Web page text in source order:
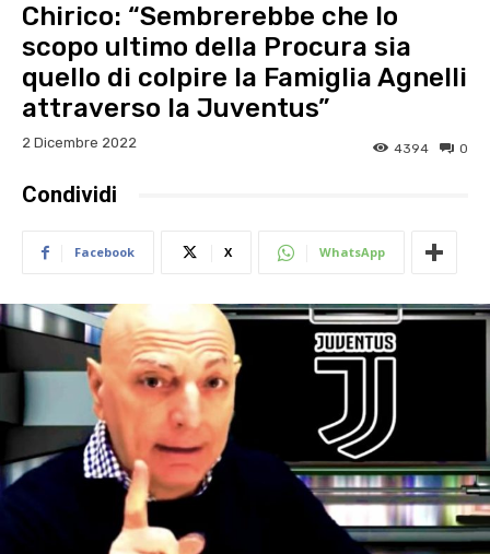
Chirico: “Sembrerebbe che lo
scopo ultimo della Procura sia
quello di colpire la Famiglia Agnelli
attraverso la Juventus”
2 Dicembre 2022 0
4394
Condividi
Facebook X WhatsApp